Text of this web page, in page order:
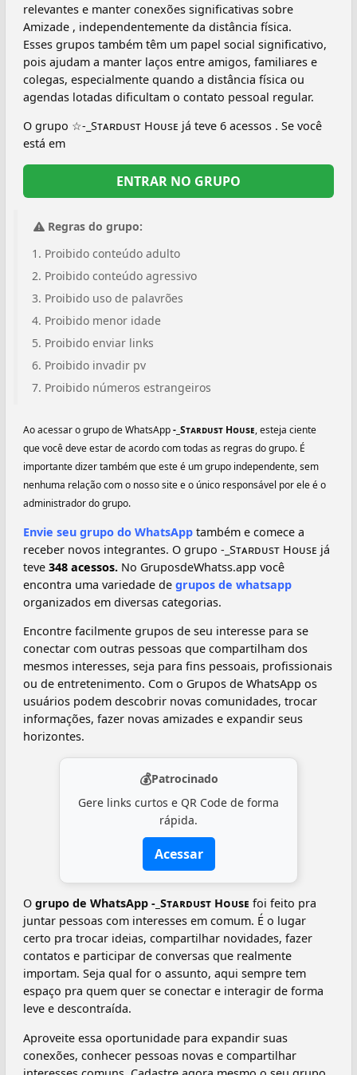
relevantes e manter conexões significativas sobre
Amizade , independentemente da distância física.
Esses grupos também têm um papel social significativo,
pois ajudam a manter laços entre amigos, familiares e
colegas, especialmente quando a distância física ou
agendas lotadas dificultam o contato pessoal regular.
O grupo ☆-_Sᴛᴀʀᴅᴜsᴛ Hᴏᴜsᴇ já teve 6 acessos . Se você
está em
ENTRAR NO GRUPO
Regras do grupo:
Proibido conteúdo adulto
Proibido conteúdo agressivo
Proibido uso de palavrões
Proibido menor idade
Proibido enviar links
Proibido invadir pv
Proibido números estrangeiros
Ao acessar o grupo de WhatsApp-_Sᴛᴀʀᴅᴜsᴛ Hᴏᴜsᴇ, esteja ciente
que você deve estar de acordo com todas as regras do grupo. É
importante dizer também que este é um grupo independente, sem
nenhuma relação com o nosso site e o único responsável por ele é o
administrador do grupo.
Envie seu grupo do WhatsApp também e comece a
receber novos integrantes. O grupo -_Sᴛᴀʀᴅᴜsᴛ Hᴏᴜsᴇ já
teve 348 acessos. No GruposdeWhatss.app você
encontra uma variedade de grupos de whatsapp
organizados em diversas categorias.
Encontre facilmente grupos de seu interesse para se
conectar com outras pessoas que compartilham dos
mesmos interesses, seja para fins pessoais, profissionais
ou de entretenimento. Com o Grupos de WhatsApp os
usuários podem descobrir novas comunidades, trocar
informações, fazer novas amizades e expandir seus
horizontes.
💰Patrocinado
Gere links curtos e QR Code de forma
rápida.
Acessar
O grupo de WhatsApp -_Sᴛᴀʀᴅᴜsᴛ Hᴏᴜsᴇ foi feito pra
juntar pessoas com interesses em comum. É o lugar
certo pra trocar ideias, compartilhar novidades, fazer
contatos e participar de conversas que realmente
importam. Seja qual for o assunto, aqui sempre tem
espaço pra quem quer se conectar e interagir de forma
leve e descontraída.
Aproveite essa oportunidade para expandir suas
conexões, conhecer pessoas novas e compartilhar